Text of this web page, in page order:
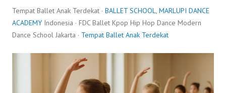
Tempat Ballet Anak Terdekat · BALLET SCHOOL, MARLUPI DANCE
ACADEMY Indonesia · FDC Ballet Kpop Hip Hop Dance Modern
Dance School Jakarta · Tempat Ballet Anak Terdekat